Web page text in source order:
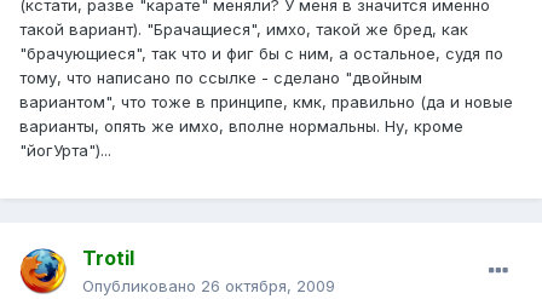
(кстати, разве "карате" меняли? У меня в значится именно
такой вариант). "Брачащиеся", имхо, такой же бред, как
"брачующиеся", так что и фиг бы с ним, а остальное, судя по
тому, что написано по ссылке - сделано "двойным
вариантом", что тоже в принципе, кмк, правильно (да и новые
варианты, опять же имхо, вполне нормальны. Ну, кроме
"йогУрта")...
Trotil
Опубликовано 26 октября, 2009